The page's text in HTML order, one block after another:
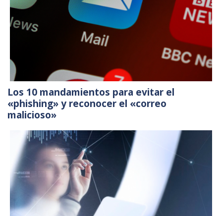
Los 10 mandamientos para evitar el
«phishing» y reconocer el «correo
malicioso»